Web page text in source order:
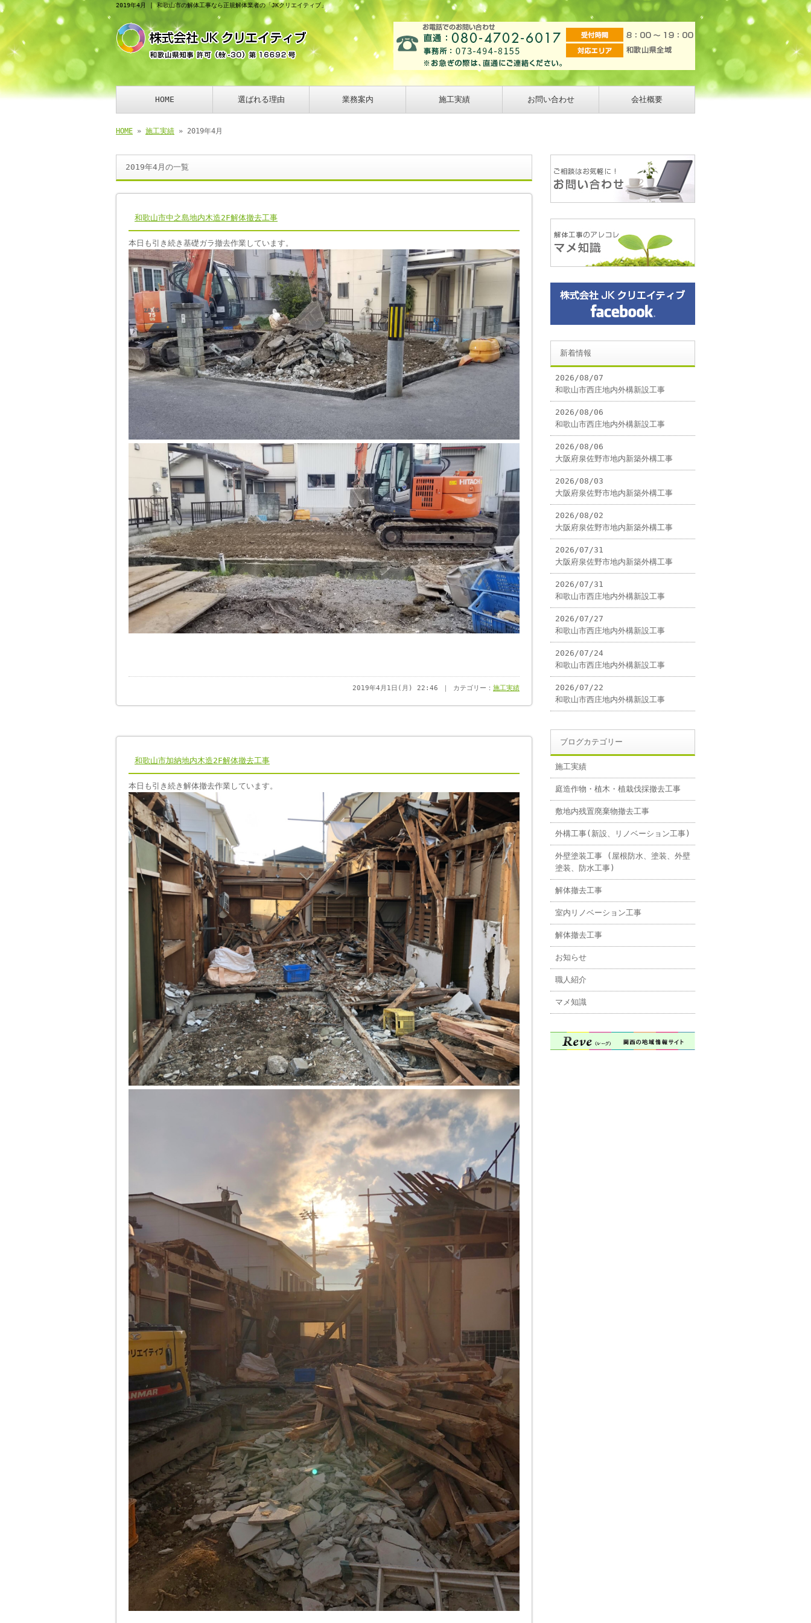
2019年4月 | 和歌山市の解体工事なら正規解体業者の「JKクリエイティブ」
HOME 選ばれる理由 業務案内 施工実績 お問い合わせ 会社概要
HOME » 施工実績 » 2019年4月
2019年4月の一覧
和歌山市中之島地内木造2F解体撤去工事
本日も引き続き基礎ガラ撤去作業しています。
2019年4月1日(月) 22:46 ｜ カテゴリー： 施工実績
和歌山市加納地内木造2F解体撤去工事
本日も引き続き解体撤去作業しています。
新着情報
2026/08/07
和歌山市西庄地内外構新設工事
2026/08/06
和歌山市西庄地内外構新設工事
2026/08/06
大阪府泉佐野市地内新築外構工事
2026/08/03
大阪府泉佐野市地内新築外構工事
2026/08/02
大阪府泉佐野市地内新築外構工事
2026/07/31
大阪府泉佐野市地内新築外構工事
2026/07/31
和歌山市西庄地内外構新設工事
2026/07/27
和歌山市西庄地内外構新設工事
2026/07/24
和歌山市西庄地内外構新設工事
2026/07/22
和歌山市西庄地内外構新設工事
ブログカテゴリー
施工実績
庭造作物・植木・植栽伐採撤去工事
敷地内残置廃棄物撤去工事
外構工事(新設、リノベーション工事)
外壁塗装工事 (屋根防水、塗装、外壁
塗装、防水工事)
解体撤去工事
室内リノベーション工事
解体撤去工事
お知らせ
職人紹介
マメ知識